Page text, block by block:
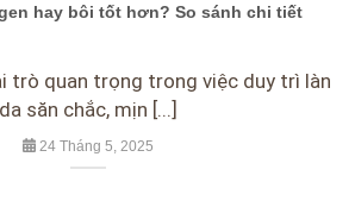
hay bôi tốt hơn? So sánh chi tiết
trò quan trọng trong việc duy trì làn
da săn chắc, mịn [...]
24 Tháng 5, 2025